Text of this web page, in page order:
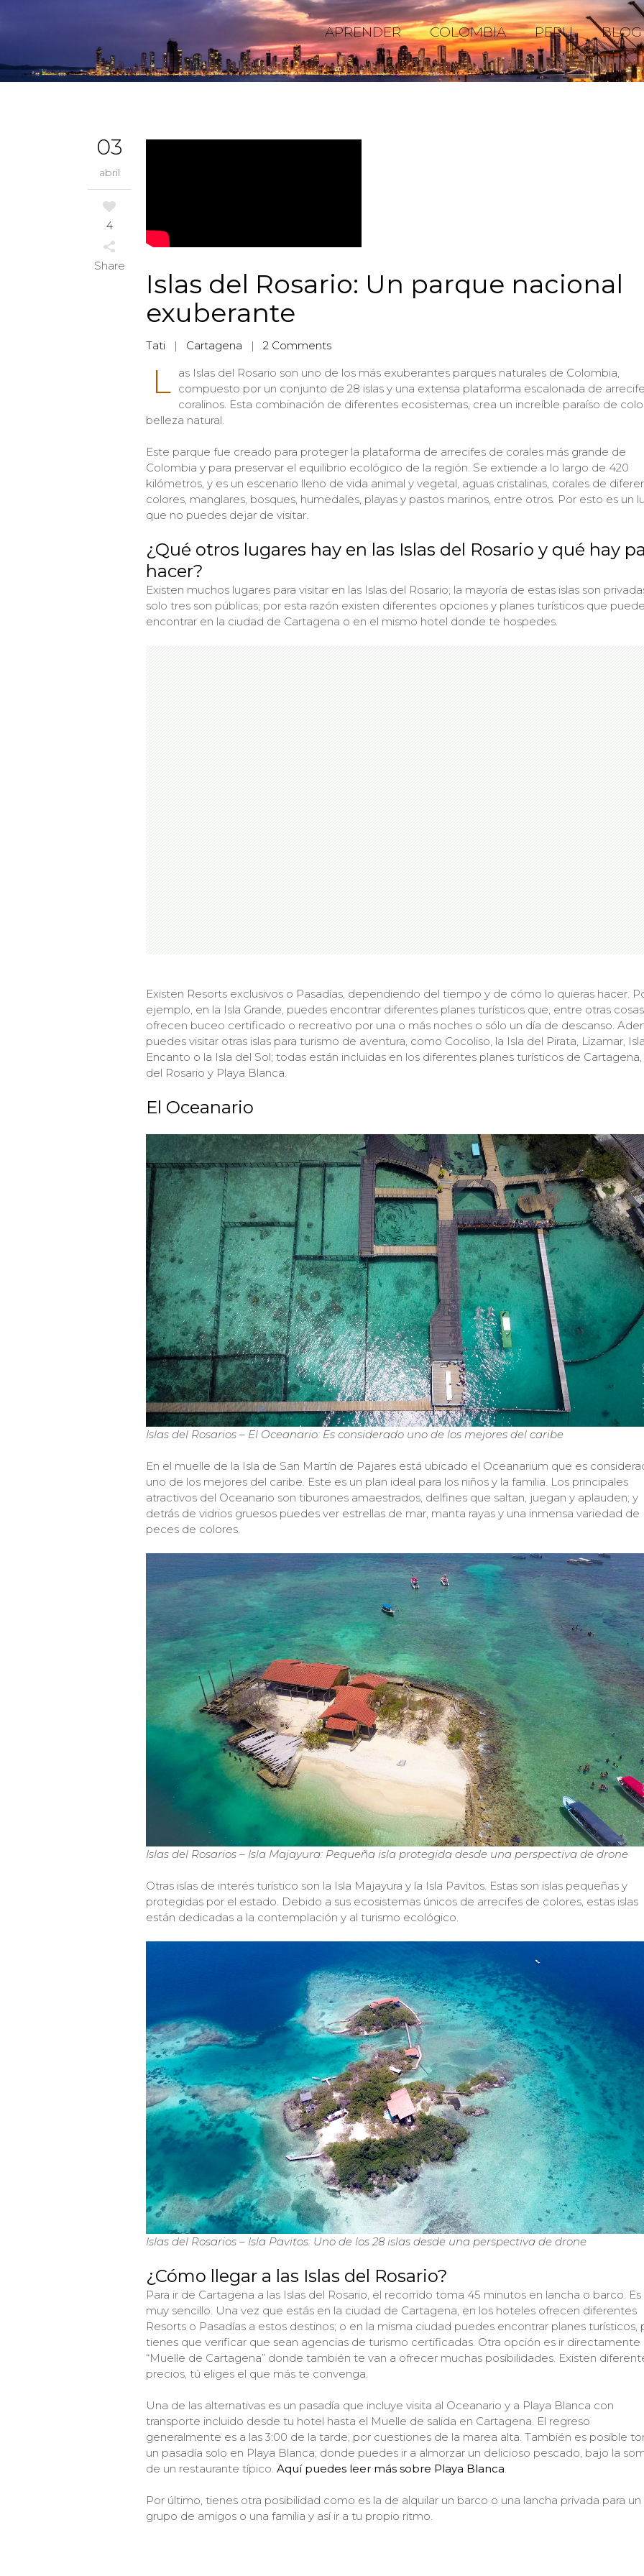
APRENDER COLOMBIA PERU BLOG
03
abril
4
Share
Islas del Rosario: Un parque nacional
exuberante
Tati| Cartagena | 2 Comments
L as Islas del Rosario son uno de los más exuberantes parques naturales de Colombia,
compuesto por un conjunto de 28 islas y una extensa plataforma escalonada de
coralinos. Esta combinación de diferentes ecosistemas, crea un increíble paraíso de
belleza natural.
Este parque fue creado para proteger la plataforma de arrecifes de corales más grande de
Colombia y para preservar el equilibrio ecológico de la región. Se extiende a lo largo de 420
kilómetros, y es un escenario lleno de vida animal y vegetal, aguas cristalinas, corales de
colores, manglares, bosques, humedales, playas y pastos marinos, entre otros. Por esto es un
que no puedes dejar de visitar.
¿Qué otros lugares hay en las Islas del Rosario y qué hay
hacer?
Existen muchos lugares para visitar en las Islas del Rosario; la mayoría de estas islas son
solo tres son públicas; por esta razón existen diferentes opciones y planes turísticos que
encontrar en la ciudad de Cartagena o en el mismo hotel donde te hospedes.
Existen Resorts exclusivos o Pasadías, dependiendo del tiempo y de cómo lo quieras hacer.
ejemplo, en la Isla Grande, puedes encontrar diferentes planes turísticos que, entre otras
ofrecen buceo certificado o recreativo por una o más noches o sólo un día de descanso.
puedes visitar otras islas para turismo de aventura, como Cocoliso, la Isla del Pirata, Lizamar,
Encanto o la Isla del Sol; todas están incluidas en los diferentes planes turísticos de Cartagena,
del Rosario y Playa Blanca.
El Oceanario
Islas del Rosarios – El Oceanario: Es considerado uno de los mejores del caribe
En el muelle de la Isla de San Martín de Pajares está ubicado el Oceanarium que es
uno de los mejores del caribe. Este es un plan ideal para los niños y la familia. Los principales
atractivos del Oceanario son tiburones amaestrados, delfines que saltan, juegan y aplauden; y
detrás de vidrios gruesos puedes ver estrellas de mar, manta rayas y una inmensa variedad de
peces de colores.
Islas del Rosarios – Isla Majayura: Pequeña isla protegida desde una perspectiva de drone
Otras islas de interés turístico son la Isla Majayura y la Isla Pavitos. Estas son islas pequeñas y
protegidas por el estado. Debido a sus ecosistemas únicos de arrecifes de colores, estas islas
están dedicadas a la contemplación y al turismo ecológico.
Islas del Rosarios – Isla Pavitos: Uno de los 28 islas desde una perspectiva de drone
¿Cómo llegar a las Islas del Rosario?
Para ir de Cartagena a las Islas del Rosario, el recorrido toma 45 minutos en lancha o barco. Es
muy sencillo. Una vez que estás en la ciudad de Cartagena, en los hoteles ofrecen diferentes
Resorts o Pasadías a estos destinos; o en la misma ciudad puedes encontrar planes turísticos,
tienes que verificar que sean agencias de turismo certificadas. Otra opción es ir directamente
“Muelle de Cartagena” donde también te van a ofrecer muchas posibilidades. Existen
precios, tú eliges el que más te convenga.
Una de las alternativas es un pasadía que incluye visita al Oceanario y a Playa Blanca con
transporte incluido desde tu hotel hasta el Muelle de salida en Cartagena. El regreso
generalmente es a las 3:00 de la tarde, por cuestiones de la marea alta. También es posible
un pasadía solo en Playa Blanca; donde puedes ir a almorzar un delicioso pescado, bajo la
de un restaurante típico. Aquí puedes leer más sobre Playa Blanca.
Por último, tienes otra posibilidad como es la de alquilar un barco o una lancha privada para un
grupo de amigos o una familia y así ir a tu propio ritmo.